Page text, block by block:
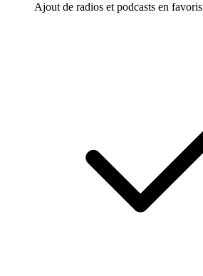
Ajout de radios et podcasts en favoris